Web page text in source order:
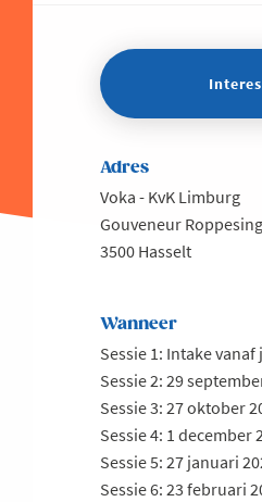
Adres
Voka - KvK Limburg
Gouveneur
3500 Hasselt
Wanneer
Sessie 1: Intake vanaf
Sessie 2: 29
Sessie 3: 27 oktober
Sessie 4: 1 december
Sessie 5: 27 januari
Sessie 6: 23 februari